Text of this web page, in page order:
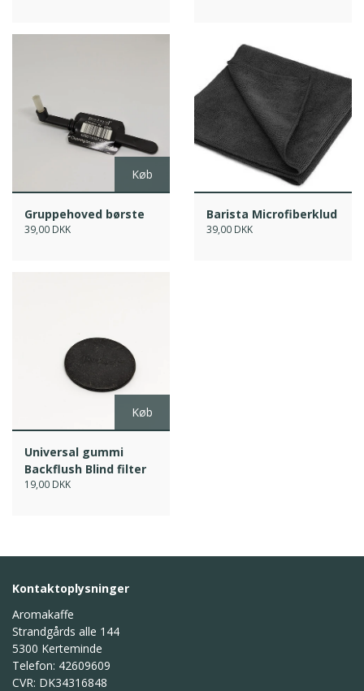
Køb
Gruppehoved børste
39,00 DKK
Barista Microfiberklud
39,00 DKK
Køb
Universal gummi
Backflush Blind filter
19,00 DKK
Kontaktoplysninger
Aromakaffe
Strandgårds alle 144
5300 Kerteminde
Telefon: 42609609
CVR: DK34316848